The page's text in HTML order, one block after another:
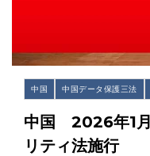
中国 中国データ保護三法
中国 2026年1月
リティ法施行